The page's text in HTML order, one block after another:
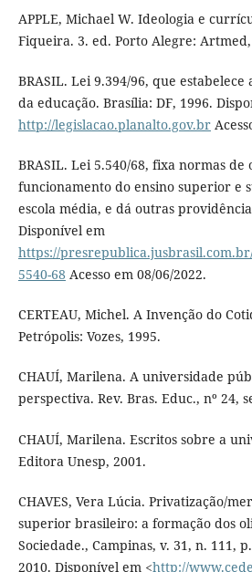
APPLE, Michael W. Ideologia e
Fiqueira. 3. ed. Porto Alegre: Artmed,
BRASIL. Lei 9.394/96, que estabelece
da educação. Brasília: DF, 1996.
http://legislacao.planalto.gov.br
BRASIL. Lei 5.540/68, fixa normas de
funcionamento do ensino superior e
escola média, e dá outras
Disponível em
https://
5540-68 Acesso em 08/06/2022.
CERTEAU, Michel. A Invenção do
Petrópolis: Vozes, 1995.
CHAUÍ, Marilena. A universidade
perspectiva. Rev. Bras. Educ., nº 24,
CHAUÍ, Marilena. Escritos sobre a
Editora Unesp, 2001.
CHAVES, Vera Lúcia. Privatização/
superior brasileiro: a formação dos
Sociedade., Campinas, v. 31, n. 111,
2010. Disponível em <http://